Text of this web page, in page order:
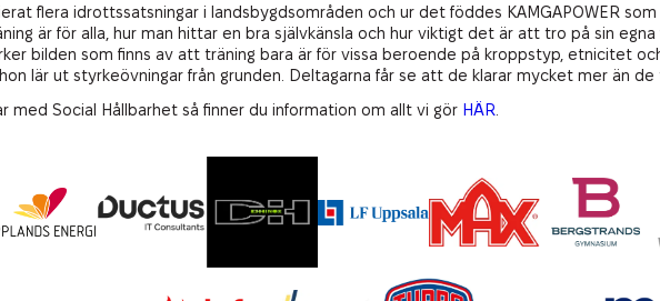
flera idrottssatsningar i landsbygdsområden och ur det föddes KAMGAPOWER
är för alla, hur man hittar en bra självkänsla och hur viktigt det är att tro på sin
bilden som finns av att träning bara är för vissa beroende på kroppstyp, etnicitet
lär ut styrkeövningar från grunden. Deltagarna får se att de klarar mycket mer än
med Social Hållbarhet så finner du information om allt vi gör HÄR.